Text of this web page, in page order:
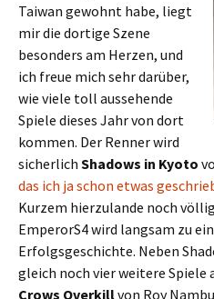
Taiwan gewohnt habe, liegt
mir die dortige Szene
besonders am Herzen, und
ich freue mich sehr darüber,
wie viele toll aussehende
Spiele dieses Jahr von dort
kommen. Der Renner wird
sicherlich Shadows in Kyoto
das ich ja schon etwas
Kurzem hierzulande noch
EmperorS4 wird langsam zu
Erfolgsgeschichte. Neben
gleich noch vier weitere Spiele
Crows Overkillvon Roy